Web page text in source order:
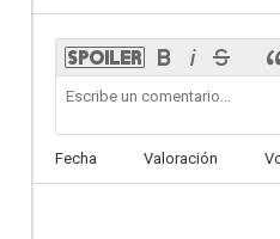
Fecha Valoración